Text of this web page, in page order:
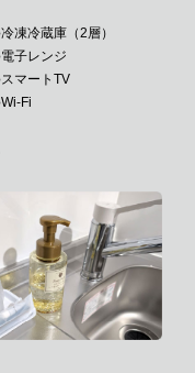
凍冷蔵庫（2層）
子レンジ
マートTV
Fi